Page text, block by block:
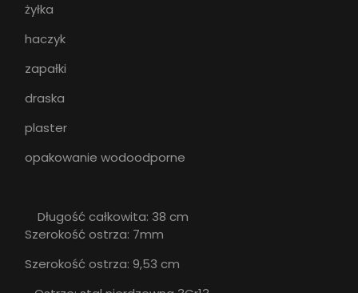
żyłka
haczyk
zapałki
draska
plaster
opakowanie wodoodporne
Długość całkowita: 38 cm
Szerokość ostrza: 7mm
Szerokość ostrza: 9,53 cm